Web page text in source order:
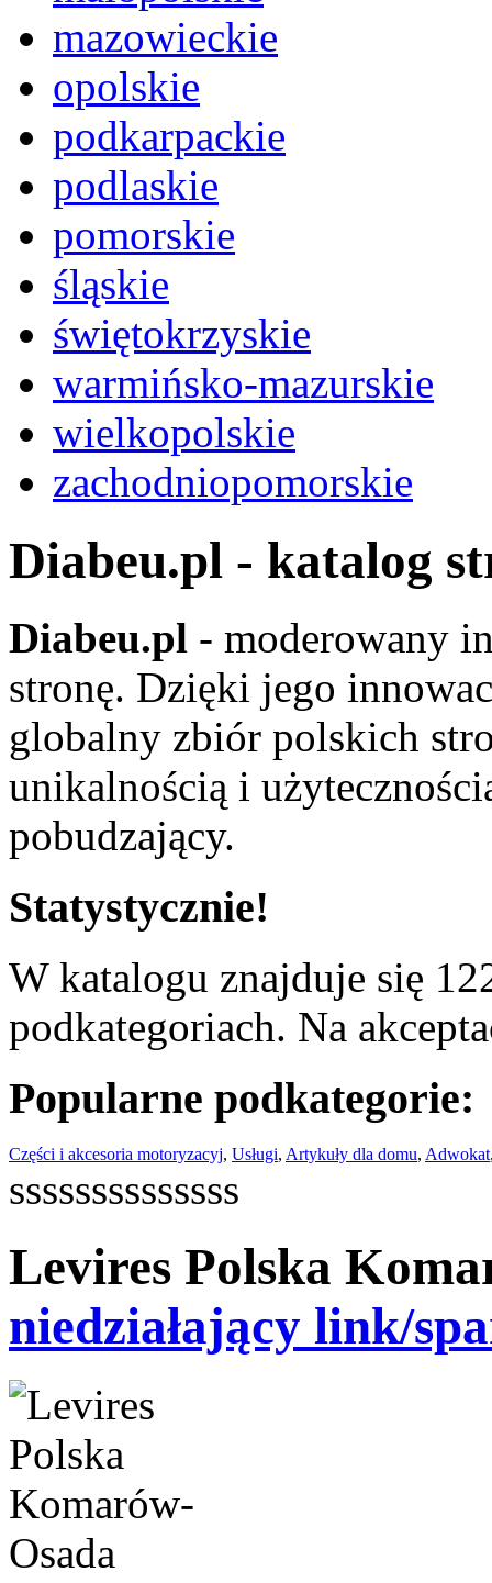
mazowieckie
opolskie
podkarpackie
podlaskie
pomorskie
śląskie
świętokrzyskie
warmińsko-mazurskie
wielkopolskie
zachodniopomorskie
Diabeu.pl - katalog
Diabeu.pl - moderowany
stronę. Dzięki jego
globalny zbiór polskich
unikalnością i
pobudzający.
Statystycznie!
W katalogu znajduje się
podkategoriach. Na
Popularne podkategorie:
Części i akcesoria motoryzacyj, Usługi, Artykuły dla domu, Adwokat
ssssssssssssss
Levires Polska
niedziałający link/